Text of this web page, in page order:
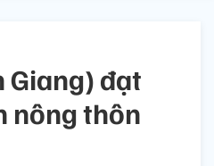
Giang) đạt
nông thôn